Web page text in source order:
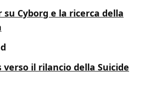
su Cyborg e la ricerca della
verso il rilancio della Suicide